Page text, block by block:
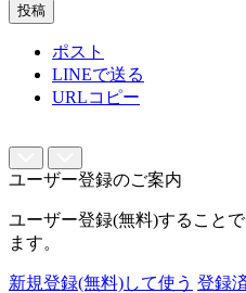
投稿
ポスト
LINEで送る
URLコピー
ユーザー登録のご案内
ユーザー登録(無料)すること
ます。
新規登録(無料)して使う 登録